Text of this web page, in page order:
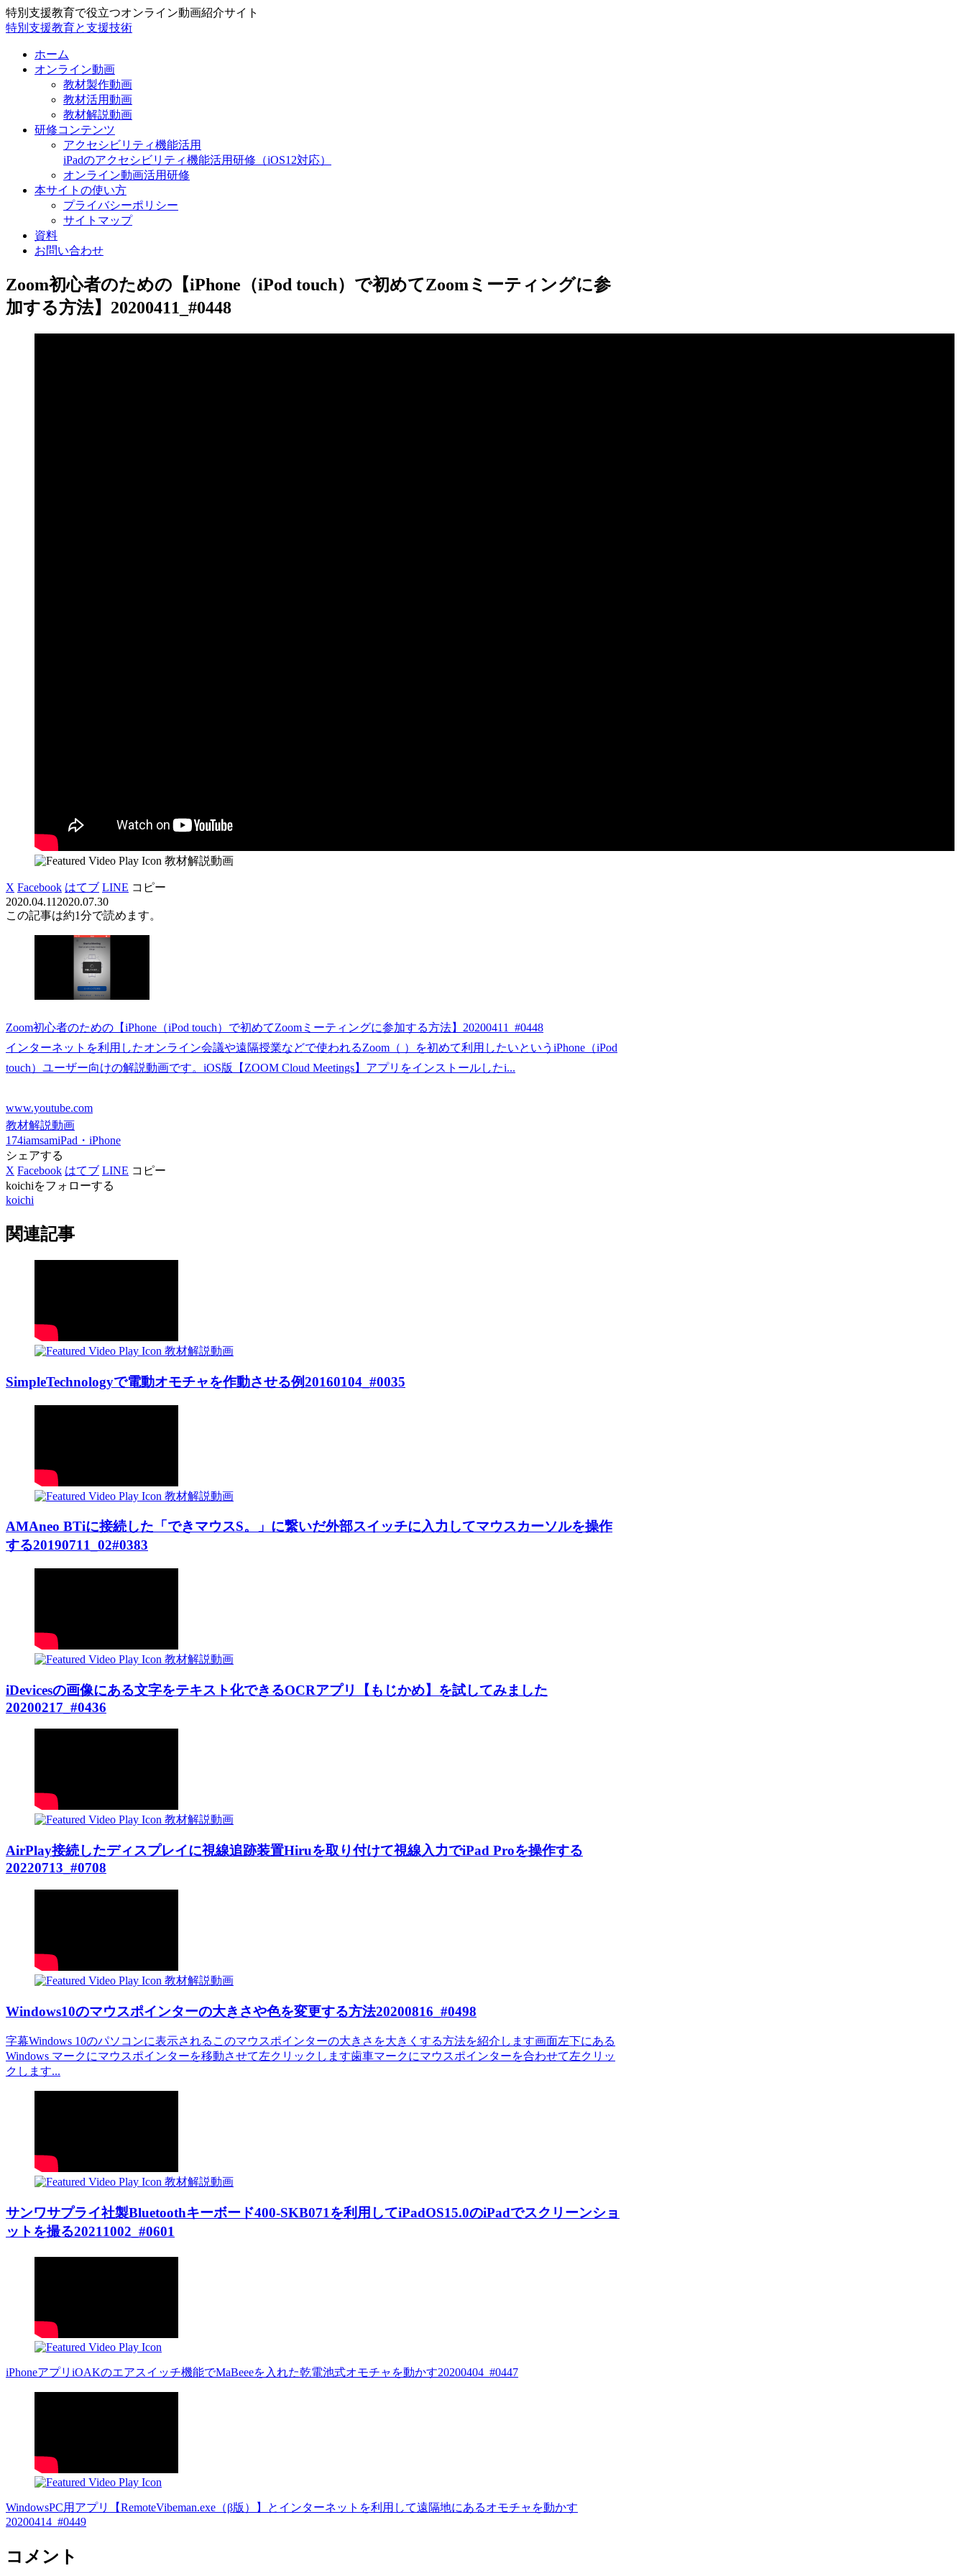
特別支援教育で役立つオンライン動画紹介サイト
特別支援教育と支援技術
ホーム
オンライン動画
教材製作動画
教材活用動画
教材解説動画
研修コンテンツ
アクセシビリティ機能活用
iPadのアクセシビリティ機能活用研修（iOS12対応）
オンライン動画活用研修
本サイトの使い方
プライバシーポリシー
サイトマップ
資料
お問い合わせ
Zoom初心者のための【iPhone（iPod touch）で初めてZoomミーティングに参
加する方法】20200411_#0448
教材解説動画
X Facebook はてブ LINE コピー
2020.04.11 2020.07.30
この記事は約1分で読めます。
Zoom初心者のための【iPhone（iPod touch）で初めてZoomミーティングに参加する方法】20200411_#0448
インターネットを利用したオンライン会議や遠隔授業などで使われるZoom（ ）を初めて利用したいというiPhone（iPod
touch）ユーザー向けの解説動画です。iOS版【ZOOM Cloud Meetings】アプリをインストールしたi...
www.youtube.com
教材解説動画
174iamsamiPad・iPhone
シェアする
X Facebook はてブ LINE コピー
koichiをフォローする
koichi
関連記事
教材解説動画
SimpleTechnologyで電動オモチャを作動させる例20160104_#0035
教材解説動画
AMAneo BTiに接続した「できマウスS。」に繋いだ外部スイッチに入力してマウスカーソルを操作
する20190711_02#0383
教材解説動画
iDevicesの画像にある文字をテキスト化できるOCRアプリ【もじかめ】を試してみました
20200217_#0436
教材解説動画
AirPlay接続したディスプレイに視線追跡装置Hiruを取り付けて視線入力でiPad Proを操作する
20220713_#0708
教材解説動画
Windows10のマウスポインターの大きさや色を変更する方法20200816_#0498
字幕Windows 10のパソコンに表示されるこのマウスポインターの大きさを大きくする方法を紹介します画面左下にある
Windows マークにマウスポインターを移動させて左クリックします歯車マークにマウスポインターを合わせて左クリッ
クします...
教材解説動画
サンワサプライ社製Bluetoothキーボード400-SKB071を利用してiPadOS15.0のiPadでスクリーンショ
ットを撮る20211002_#0601
iPhoneアプリiOAKのエアスイッチ機能でMaBeeeを入れた乾電池式オモチャを動かす20200404_#0447
WindowsPC用アプリ【RemoteVibeman.exe（β版）】とインターネットを利用して遠隔地にあるオモチャを動かす
20200414_#0449
コメント